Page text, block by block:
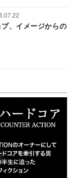
、イメージからの